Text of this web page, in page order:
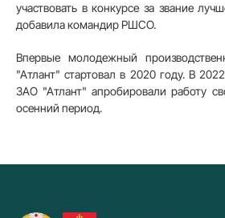
участвовать в конкурсе за звание
добавила командир РШСО.
Впервые молодежный
"Атлант" стартовал в 2020 году. В
ЗАО "Атлант" апробировали работу
осенний период.